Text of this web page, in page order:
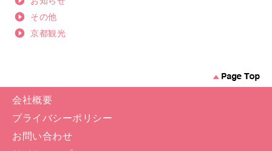
その他
京都観光
会社概要
プライバシーポリシー
お問い合わせ